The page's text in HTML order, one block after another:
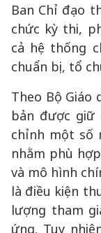
Ban Chỉ đạo
chức kỳ thi,
cả hệ thống
chuẩn bị, tổ
Theo Bộ Giáo
bản được giữ
chỉnh một số
nhằm phù
và mô hình
là điều kiện
lượng tham
ứng. Tuy